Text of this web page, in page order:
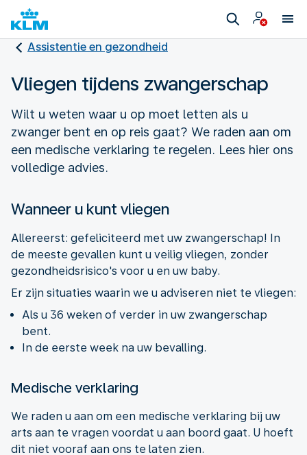
Assistentie en gezondheid
Vliegen tijdens zwangerschap
Wilt u weten waar u op moet letten als u
zwanger bent en op reis gaat? We raden aan om
een medische verklaring te regelen. Lees hier ons
volledige advies.
Wanneer u kunt vliegen
Allereerst: gefeliciteerd met uw zwangerschap! In
de meeste gevallen kunt u veilig vliegen, zonder
gezondheidsrisico's voor u en uw baby.
Er zijn situaties waarin we u adviseren niet te vliegen:
Als u 36 weken of verder in uw zwangerschap
bent.
In de eerste week na uw bevalling.
Medische verklaring
We raden u aan om een medische verklaring bij uw
arts aan te vragen voordat u aan boord gaat. U hoeft
dit niet vooraf aan ons te laten zien.